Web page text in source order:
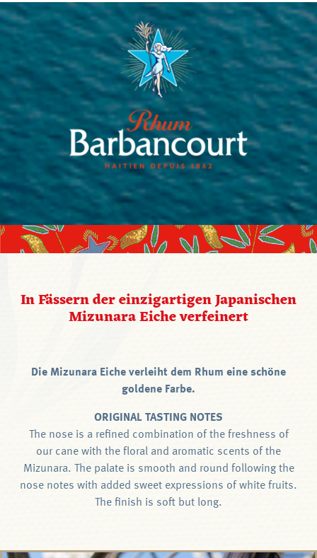
In Fässern der einzigartigen Japanischen
Mizunara Eiche verfeinert
Die Mizunara Eiche verleiht dem Rhum eine schöne
goldene Farbe.
ORIGINAL TASTING NOTES
The nose is a refined combination of the freshness of
our cane with the floral and aromatic scents of the
Mizunara. The palate is smooth and round following the
nose notes with added sweet expressions of white fruits.
The finish is soft but long.